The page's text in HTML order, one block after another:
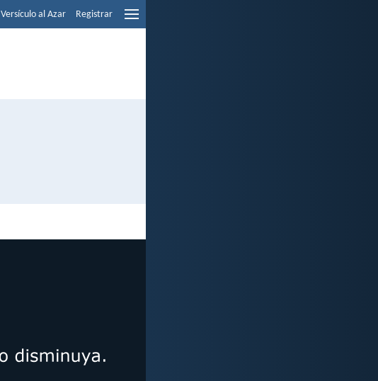
Versículo al Azar Registrar